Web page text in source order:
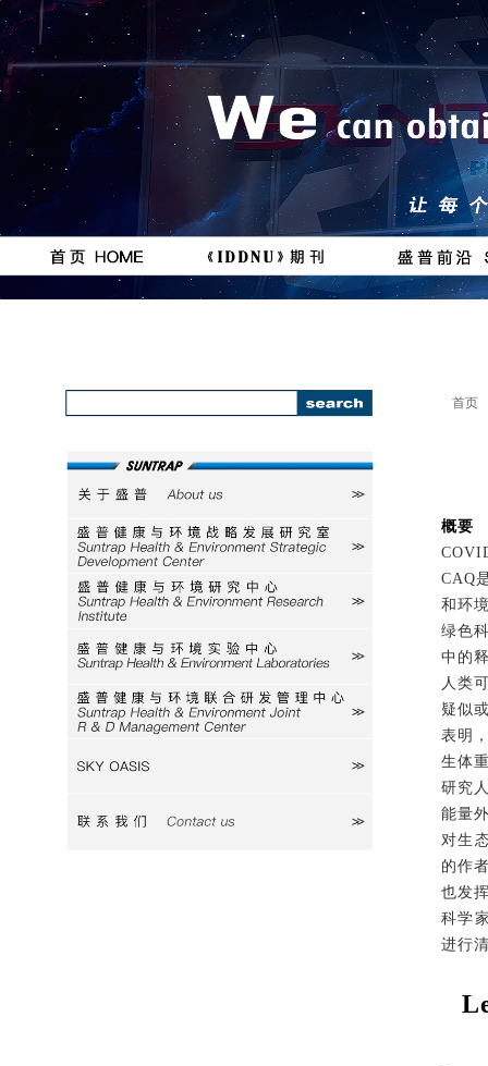
按钮
#
按钮
概要
CAQ
和环
绿色
中的
人类
疑似
表明
生体
研究
能量
对生
的作
也发
科学
进行
关于盛普
研究室
研究中心
实验中心
研发中心
联系我们
首页
111111